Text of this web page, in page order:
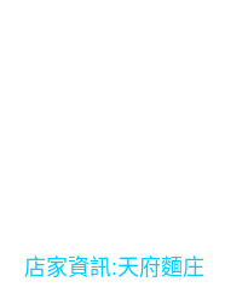
店家資訊:天府麵庄